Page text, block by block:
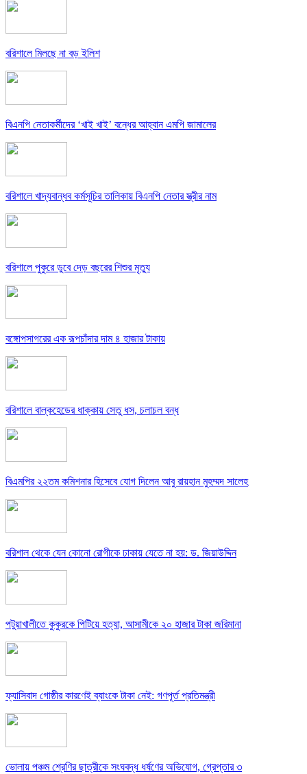
বরিশালে মিলছে না বড় ইলিশ
বিএনপি নেতাকর্মীদের ‘খাই খাই’ বন্ধের আহ্বান এমপি জামালের
বরিশালে খাদ্যবান্ধব কর্মসূচির তালিকায় বিএনপি নেতার স্ত্রীর নাম
বরিশালে পুকুরে ডুবে দেড় বছরের শিশুর মৃত্যু
বঙ্গোপসাগরের এক রূপচাঁদার দাম ৪ হাজার টাকায়
বরিশালে বাল্কহেডের ধাক্কায় সেতু ধস, চলাচল বন্ধ
বিএমপির ২২তম কমিশনার হিসেবে যোগ দিলেন আবু রায়হান মুহম্মদ সালেহ
বরিশাল থেকে যেন কোনো রোগীকে ঢাকায় যেতে না হয়: ড. জিয়াউদ্দিন
পটুয়াখালীতে কুকুরকে পিটিয়ে হত্যা, আসামীকে ২০ হাজার টাকা জরিমানা
ফ্যাসিবাদ গোষ্ঠীর কারণেই ব্যাংকে টাকা নেই: গণপূর্ত প্রতিমন্ত্রী
ভোলায় পঞ্চম শ্রেণির ছাত্রীকে সংঘবদ্ধ ধর্ষণের অভিযোগ, গ্রেপ্তার ৩